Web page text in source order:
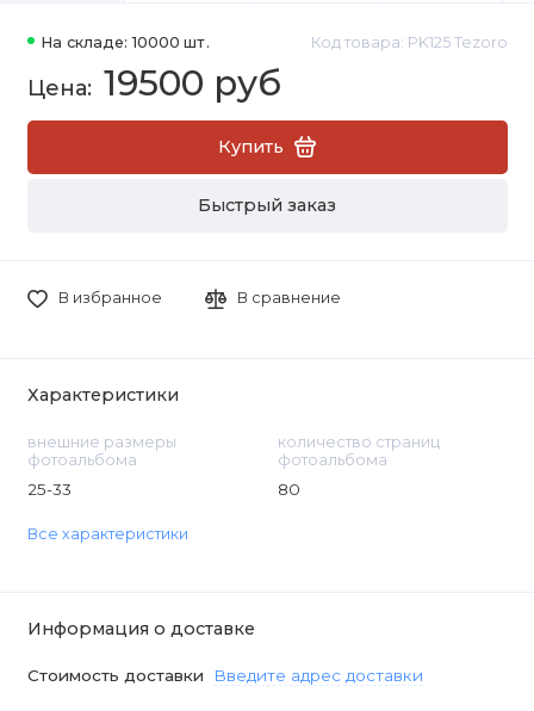
На складе: 10000 шт. Код товара: PK125 Tezoro
19500 руб
Купить
Быстрый заказ
В избранное В сравнение
Характеристики
внешние размеры
фотоальбома
25-33
количество страниц
фотоальбома
80
Все характеристики
Информация о доставке
Стоимость доставки Введите адрес доставки